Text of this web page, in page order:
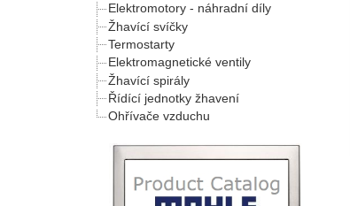
Elektromotory - náhradní díly
Žhavící svíčky
Termostarty
Elektromagnetické ventily
Žhavící spirály
Řídící jednotky žhavení
Ohřívače vzduchu